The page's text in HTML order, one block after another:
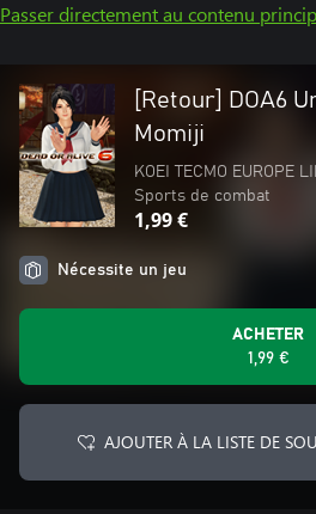
Passer directement au contenu
[Retour] DOA6
Momiji
KOEI TECMO EUROPE
Sports de combat
1,99 €
Nécessite un jeu
ACHETER
1,99 €
AJOUTER À LA LISTE DE